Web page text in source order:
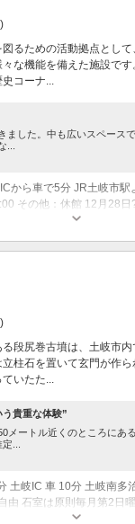
るための活動拠点とし
な機能を備えた施設で
コーナ...
ました。中も広いスペース
...
から車で5分 JR土岐市駅
その他：休館 12月28日
段尻巻古墳は、土岐市内
柱石を置いて玄門が作
いたた...
貴重な体験”
メートル近くのところにあ
...
土岐IC 車 10分 土岐南多
由 石室は原則毎月第2日